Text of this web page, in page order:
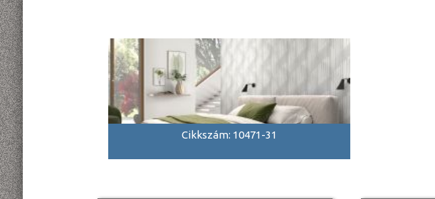
Cikkszám: 10471-31